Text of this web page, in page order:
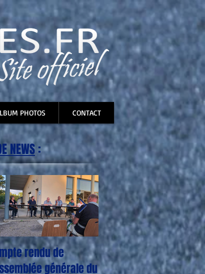
PHOTOS CONTACT
rendu de
générale du
CORONAVIRUS : Plus
aucun entraînement,
NEWS :